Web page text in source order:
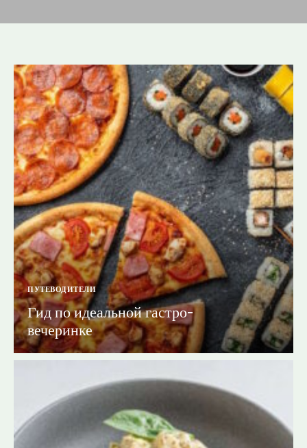
ПУТЕВОДИТЕЛИ
Гид по идеальной гастро-
вечеринке